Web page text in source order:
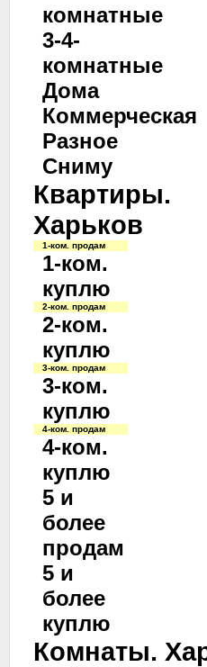
комнатные
3-4-
комнатные
Дома
Коммерческая
Разное
Сниму
Квартиры.
Харьков
1-ком. продам
1-ком.
куплю
2-ком. продам
2-ком.
куплю
3-ком. продам
3-ком.
куплю
4-ком. продам
4-ком.
куплю
5 и
более
продам
5 и
более
куплю
Комнаты.